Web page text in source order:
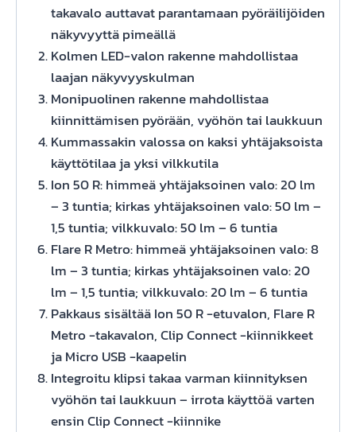
määrä
takavalo auttavat parantamaan pyöräilijöiden
näkyvyyttä pimeällä
Kolmen LED-valon rakenne mahdollistaa
laajan näkyvyyskulman
Monipuolinen rakenne mahdollistaa
kiinnittämisen pyörään, vyöhön tai laukkuun
Kummassakin valossa on kaksi yhtäjaksoista
käyttötilaa ja yksi vilkkutila
Ion 50 R: himmeä yhtäjaksoinen valo: 20 lm
– 3 tuntia; kirkas yhtäjaksoinen valo: 50 lm –
1,5 tuntia; vilkkuvalo: 50 lm – 6 tuntia
Flare R Metro: himmeä yhtäjaksoinen valo: 8
lm – 3 tuntia; kirkas yhtäjaksoinen valo: 20
lm – 1,5 tuntia; vilkkuvalo: 20 lm – 6 tuntia
Pakkaus sisältää Ion 50 R -etuvalon, Flare R
Metro -takavalon, Clip Connect -kiinnikkeet
ja Micro USB -kaapelin
Integroitu klipsi takaa varman kiinnityksen
vyöhön tai laukkuun – irrota käyttöä varten
ensin Clip Connect -kiinnike